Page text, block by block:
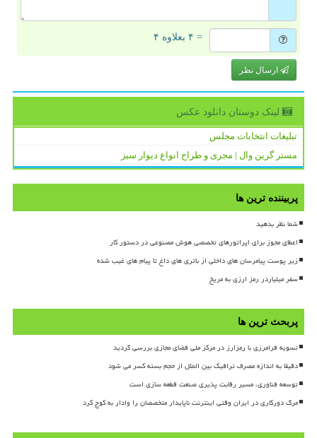
= ۴ بعلاوه ۴
ارسال نظر
لینک دوستان دانلود عكس
تبلیغات انتخابات مجلس
مستر گرین وال | مجری و طراح انواع دیوار سبز
پربیننده ترین ها
شما نظر بدهید
اعطای مجوز برای اپراتورهای تخصصی هوش مصنوعی در دستور کار
زیر پوست پیامرسان های داخلی از باتری های داغ تا پیام های غیب شده
سفر میلیاردر رمز ارزی به مریخ
پربحث ترین ها
تسویه فرامرزی با رمزارز در مرکز ملی فضای مجازی بررسی گردید
دقیقا به اندازه مصرف ترافیک بین الملل از حجم بسته کسر می شود
توسعه فناوری، مسیر رقابت پذیری صنعت قطعه سازی است
مرگ دورکاری در ایران وقتی اینترنت ناپایدار متخصصان را وادار به کوچ کرد